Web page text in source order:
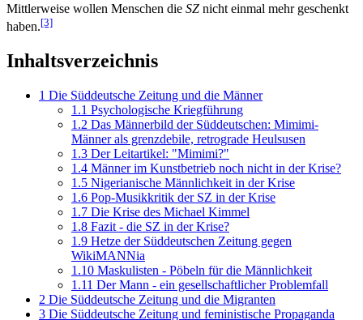
Mittlerweise wollen Menschen die SZ nicht einmal mehr geschenkt
haben.[3]
Inhaltsverzeichnis
1 Die Süddeutsche Zeitung und die Männer
1.1 Psychologische Kriegführung
1.2 Das Männerbild der Süddeutschen: Mimimi-
Männer als grenzdebile, retrograde Heulsusen
1.3 Der Leitartikel: "Mimimi?"
1.4 Männer im Kunstbetrieb noch nicht in der Krise?
1.5 Nigerianische Männlichkeit in der Krise
1.6 Pop-Musikkritik der SZ in der Krise
1.7 Die Krise des Michael Kimmel
1.8 Fazit - die SZ in der Krise?
1.9 Hetze der Süddeutschen Zeitung gegen
WikiMANNia
1.10 Maskulisten - Pöbeln für die Männlichkeit
1.11 Der Mann - ein gesellschaftlicher Problemfall
2 Die Süddeutsche Zeitung und die Migranten
3 Die Süddeutsche Zeitung und feministische Propaganda